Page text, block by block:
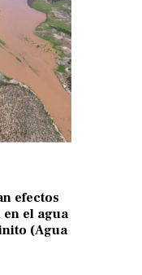
efectos
el agua
(Agua